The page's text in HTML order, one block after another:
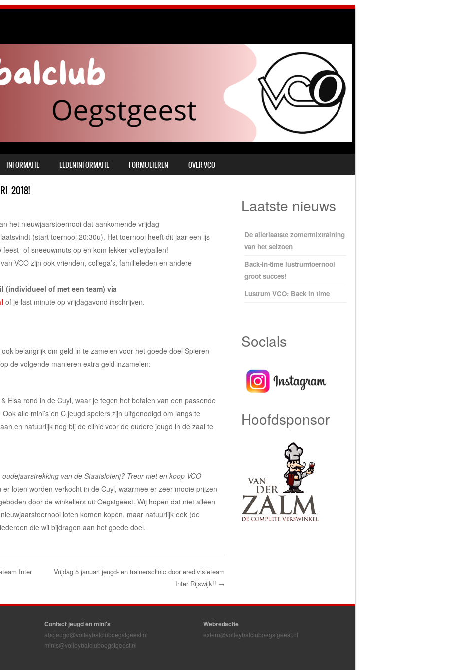
INFORMATIE LEDENINFORMATIE FORMULIEREN OVER VCO
2018!
het nieuwjaarstoernooi dat aankomende vrijdag
(start toernooi 20:30u). Het toernooi heeft dit jaar een ijs-
of sneeuwmuts op en kom lekker volleyballen!
VCO zijn ook vrienden, collega’s, familieleden en andere
(individueel of met een team) via
of je last minute op vrijdagavond inschrijven.
belangrijk om geld in te zamelen voor het goede doel Spieren
de volgende manieren extra geld inzamelen:
Elsa rond in de Cuyl, waar je tegen het betalen van een passende
alle mini’s en C jeugd spelers zijn uitgenodigd om langs te
en natuurlijk nog bij de clinic voor de oudere jeugd in de zaal te
van de Staatsloterij? Treur niet en koop VCO
er loten worden verkocht in de Cuyl, waarmee er zeer mooie prijzen
door de winkeliers uit Oegstgeest. Wij hopen dat niet alleen
loten komen kopen, maar natuurlijk ook (de
die wil bijdragen aan het goede doel.
Inter
Vrijdag 5 januari jeugd- en trainersclinic door eredivisieteam
Inter Rijswijk!! →
Laatste nieuws
De allerlaatste zomermixtraining
van het seizoen
Back-in-time lustrumtoernooi
groot succes!
Lustrum VCO: Back in time
Socials
Hoofdsponsor
Contact jeugd en mini's
abcjeugd@volleybalcluboegstgeest.nl
minis@volleybalcluboegstgeest.nl
Webredactie
extern@volleybalcluboegstgeest.nl